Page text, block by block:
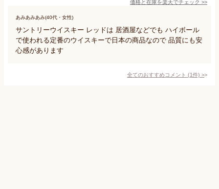
価格と在庫を楽天でチェック >>
あみあみあみ(40代・女性)
サントリーウイスキー レッドは 居酒屋などでも ハイボール
で使われる定番のウイスキーで日本の商品なので 品質にも安
心感があります
全てのおすすめコメント (1件) >